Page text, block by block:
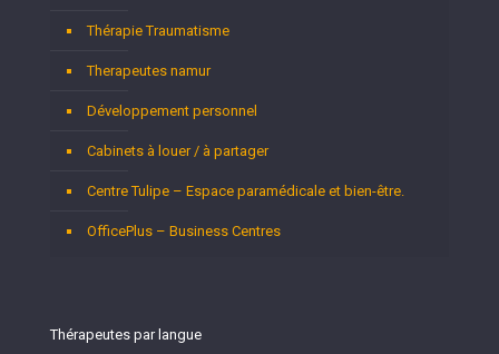
Thérapie Traumatisme
Therapeutes namur
Développement personnel
Cabinets à louer / à partager
Centre Tulipe – Espace paramédicale et bien-être.
OfficePlus – Business Centres
Thérapeutes par langue